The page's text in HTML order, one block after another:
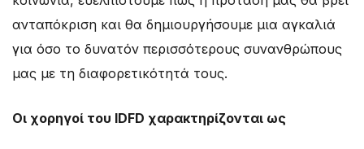
ανταπόκριση και θα δημιουργήσουμε μια αγκαλιά
για όσο το δυνατόν περισσότερους συνανθρώπους
μας με τη διαφορετικότητά τους.
Οι χορηγοί του IDFD χαρακτηρίζονται ως